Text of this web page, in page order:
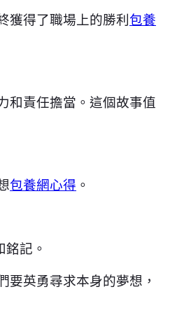
獲得了職場上的勝利包養
和責任擔當。這個故事值
包養網心得 。
記。
要英勇尋求本身的夢想，